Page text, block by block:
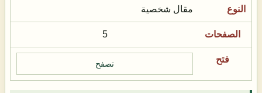
مقال شخصية
5
تصفح